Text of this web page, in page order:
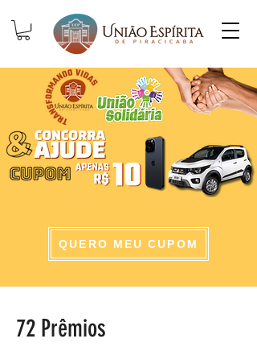
QUERO MEU CUPOM
72 Prêmios